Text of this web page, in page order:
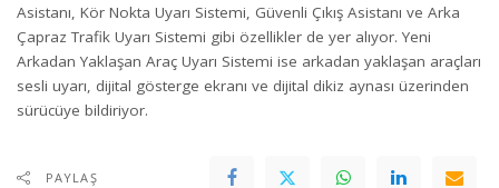
Asistanı, Kör Nokta Uyarı Sistemi, Güvenli Çıkış Asistanı ve Arka
Çapraz Trafik Uyarı Sistemi gibi özellikler de yer alıyor. Yeni
Arkadan Yaklaşan Araç Uyarı Sistemi ise arkadan yaklaşan araçları
sesli uyarı, dijital gösterge ekranı ve dijital dikiz aynası üzerinden
sürücüye bildiriyor.
PAYLAŞ